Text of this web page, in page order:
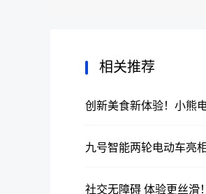
相关推荐
创新美食新体验！小熊
九号智能两轮电动车亮
社交无障碍 体验更丝滑